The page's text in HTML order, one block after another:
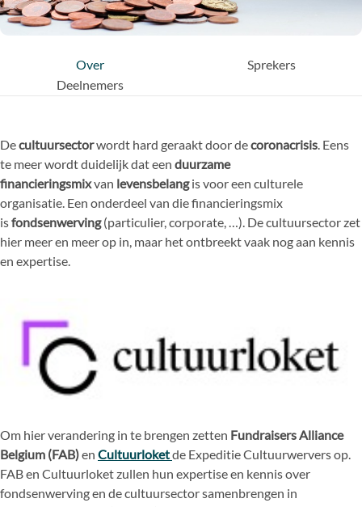
Over
Sprekers
Deelnemers
Decultuursectorwordt hard geraakt door decoronacrisis . Eens
te meer wordt duidelijk dat een duurzame
financieringsmixvan levensbelangis voor een culturele
organisatie. Een onderdeel van die financieringsmix
isfondsenwerving(particulier, corporate, …). De cultuursector zet
hier meer en meer op in, maar het ontbreekt vaak nog aan kennis
en expertise.
Om hier verandering in te brengen zetten Fundraisers Alliance
Belgium (FAB)en Cultuurloketde Expeditie Cultuurwervers op.
FAB en Cultuurloket zullen hun expertise en kennis over
fondsenwerving en de cultuursector samenbrengen in